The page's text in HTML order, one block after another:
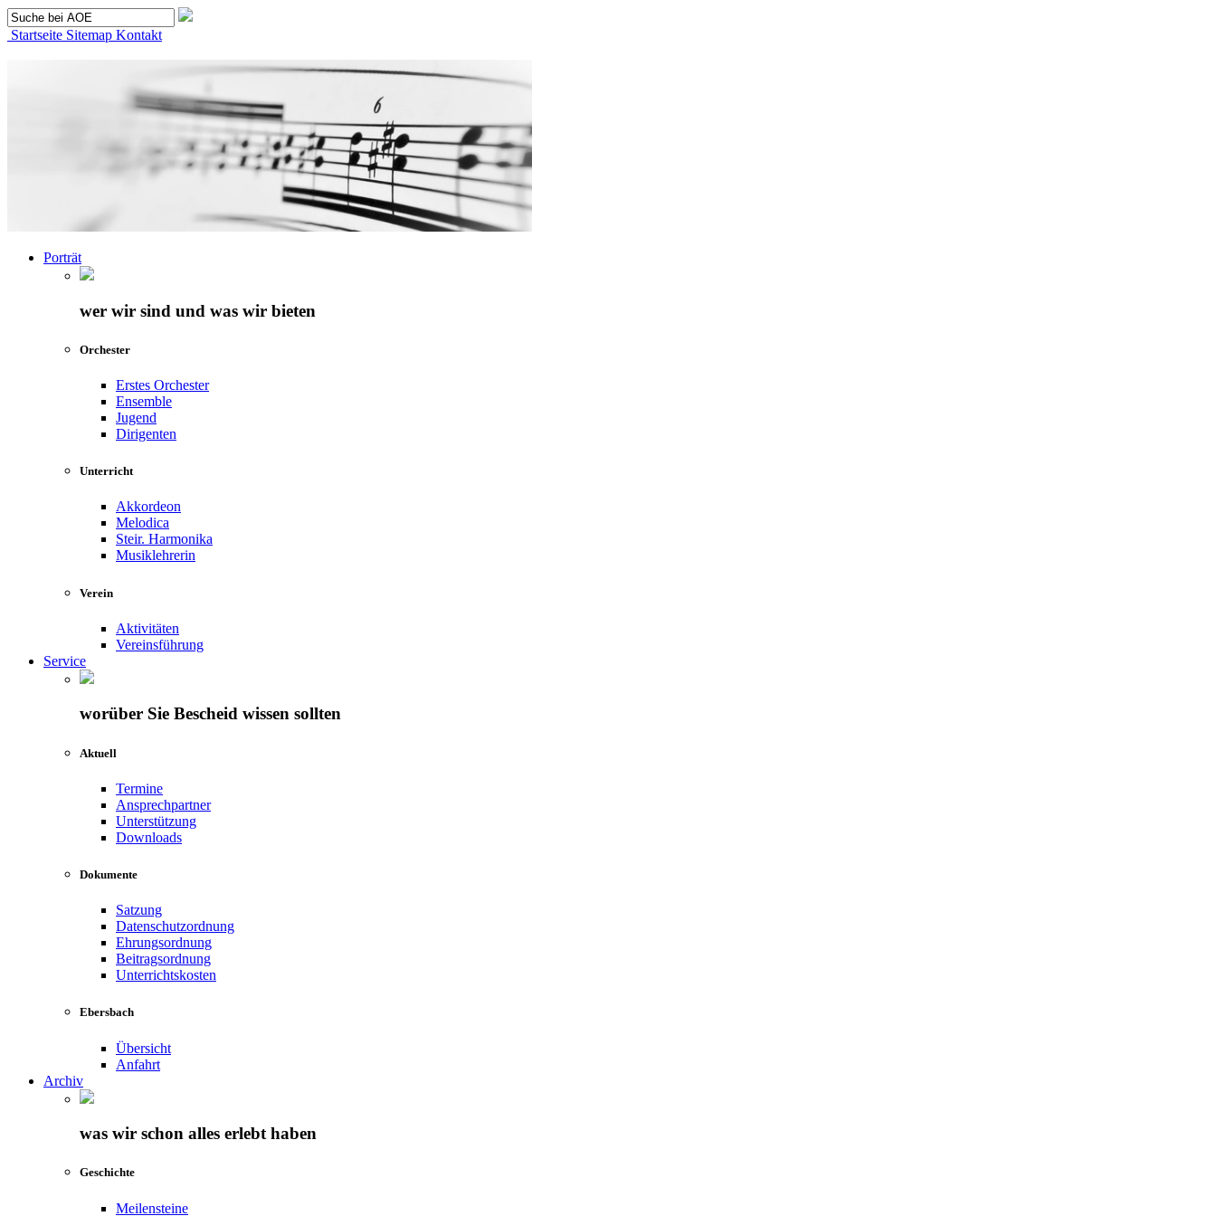
Startseite Sitemap Kontakt
Porträt
wer wir sind und was wir bieten
Orchester
Erstes Orchester
Ensemble
Jugend
Dirigenten
Unterricht
Akkordeon
Melodica
Steir. Harmonika
Musiklehrerin
Verein
Aktivitäten
Vereinsführung
Service
worüber Sie Bescheid wissen sollten
Aktuell
Termine
Ansprechpartner
Unterstützung
Downloads
Dokumente
Satzung
Datenschutzordnung
Ehrungsordnung
Beitragsordnung
Unterrichtskosten
Ebersbach
Übersicht
Anfahrt
Archiv
was wir schon alles erlebt haben
Geschichte
Meilensteine